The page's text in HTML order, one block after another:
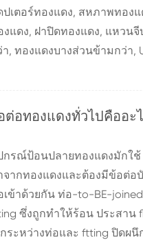
ปเตอร์ทองแดง, สหภาพทอง
งแดง, ฝาปิดทองแดง, แหวนจี
า, ทองแดงบางส่วนข้ามกว่า,
ต่อทองแดงทั่วไปคืออะ
กรณ์ป้อนปลายทองแดงมักใช้
จากทองแดงและต้องมีข้อต่อ
เข้าด้วยกัน ท่อ-to-BE-
ซึ่งถูกทำให้ร้อน ประสาน
กระหว่างท่อและ ftting ปิดผ